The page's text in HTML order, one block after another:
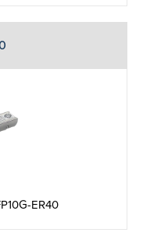
ER40